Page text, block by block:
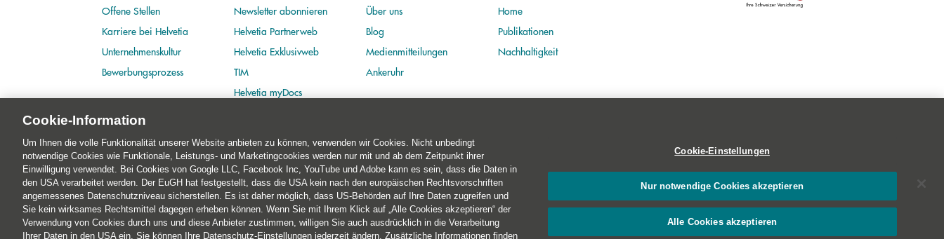
Offene Stellen
Karriere bei Helvetia
Unternehmenskultur
Bewerbungsprozess
Newsletter abonnieren
Helvetia Partnerweb
Helvetia Exklusivweb
TIM
Helvetia myDocs
Über uns
Blog
Medienmitteilungen
Ankeruhr
Home
Publikationen
Nachhaltigkeit
© 2026 Helvetia Versicherungen AG·Hoher Markt 10-11· 1010 Wien·+43 50 222-1000
Impressum ·Rechtliche Hinweise ·Datenschutz ·Barrierefreiheit ·Cookies
Cookie-Information
Um Ihnen die volle Funktionalität unserer Website anbieten zu können, verwenden wir Cookies. Nicht unbedingt
notwendige Cookies wie Funktionale, Leistungs- und Marketingcookies werden nur mit und ab dem Zeitpunkt ihrer
Einwilligung verwendet. Bei Cookies von Google LLC, Facebook Inc, YouTube und Adobe kann es sein, dass die Daten in
den USA verarbeitet werden. Der EuGH hat festgestellt, dass die USA kein nach den europäischen Rechtsvorschriften
angemessenes Datenschutzniveau sicherstellen. Es ist daher möglich, dass US-Behörden auf Ihre Daten zugreifen und
Sie kein wirksames Rechtsmittel dagegen erheben können. Wenn Sie mit Ihrem Klick auf „Alle Cookies akzeptieren“ der
Verwendung von Cookies durch uns und diese Anbieter zustimmen, willigen Sie auch ausdrücklich in die Verarbeitung
Ihrer Daten in den USA ein. Sie können Ihre Datenschutz-Einstellungen jederzeit ändern. Zusätzliche Informationen finden
Cookie-Einstellungen
Nur notwendige Cookies akzeptieren
Alle Cookies akzeptieren